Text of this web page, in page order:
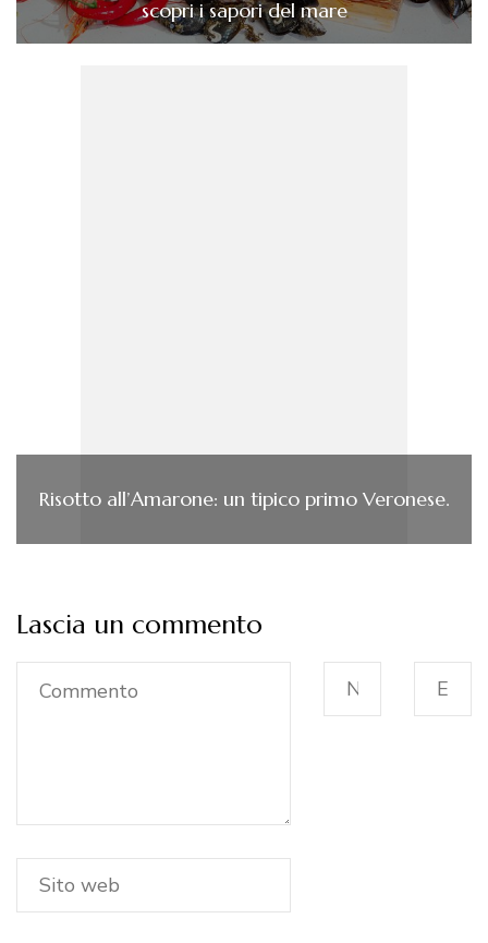
scopri i sapori del mare
Risotto all’Amarone: un tipico primo Veronese.
Lascia un commento